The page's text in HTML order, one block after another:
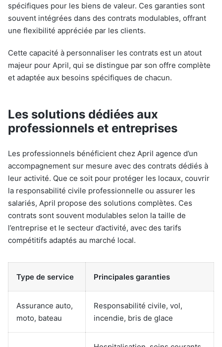
spécifiques pour les biens de valeur. Ces garanties sont
souvent intégrées dans des contrats modulables, offrant
une flexibilité appréciée par les clients.
Cette capacité à personnaliser les contrats est un atout
majeur pour April, qui se distingue par son offre complète
et adaptée aux besoins spécifiques de chacun.
Les solutions dédiées aux
professionnels et entreprises
Les professionnels bénéficient chez April agence d’un
accompagnement sur mesure avec des contrats dédiés à
leur activité. Que ce soit pour protéger les locaux, couvrir
la responsabilité civile professionnelle ou assurer les
salariés, April propose des solutions complètes. Ces
contrats sont souvent modulables selon la taille de
l’entreprise et le secteur d’activité, avec des tarifs
compétitifs adaptés au marché local.
Type de service Principales garanties
Assurance auto,
moto, bateau
Responsabilité civile, vol,
incendie, bris de glace